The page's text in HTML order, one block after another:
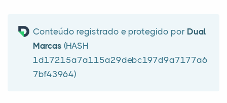
Conteúdo registrado e protegido por Dual
Marcas (HASH
1d17215a7a115a29debc197d9a7177a6
7bf43964)